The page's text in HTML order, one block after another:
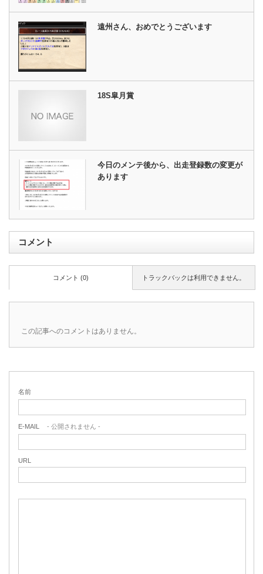
遠州さん、おめでとうございます
18S皐月賞
今日のメンテ後から、出走登録数の変更が
あります
コメント
トラックバックは利用できません。
コメント (0)
この記事へのコメントはありません。
名前
E-MAIL - 公開されません -
URL